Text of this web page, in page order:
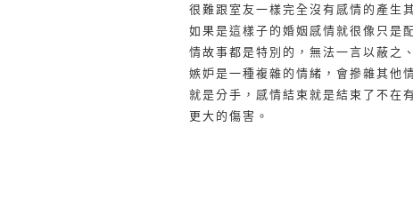
很難跟室友一樣完全沒有感情的產生
如果是這樣子的婚姻感情就很像只是
情故事都是特別的，無法一言以蔽之
嫉妒是一種複雜的情緒，會摻雜其他
就是分手，感情結束就是結束了不在
更大的傷害。